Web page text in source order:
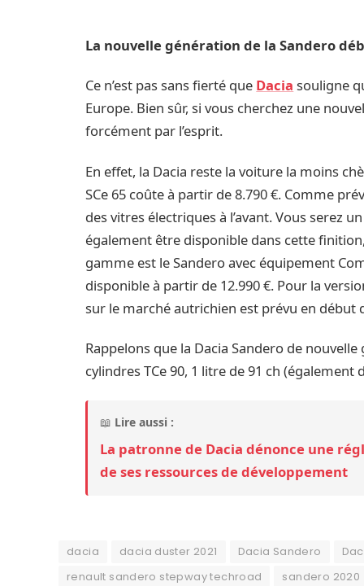
La nouvelle génération de la Sandero
Ce n’est pas sans fierté que Dacia souligne
Europe. Bien sûr, si vous cherchez une
forcément par l’esprit.
En effet, la Dacia reste la voiture la moins
SCe 65 coûte à partir de 8.790 €. Comme
des vitres électriques à l’avant. Vous serez
également être disponible dans cette
gamme est le Sandero avec équipement
disponible à partir de 12.990 €. Pour la
sur le marché autrichien est prévu en début
Rappelons que la Dacia Sandero de
cylindres TCe 90, 1 litre de 91 ch
📖 Lire aussi :
La patronne de Dacia dénonce une
de ses ressources de développement
dacia dacia duster 2021 Dacia Sandero
renault sandero stepway techroad
sandero 2020